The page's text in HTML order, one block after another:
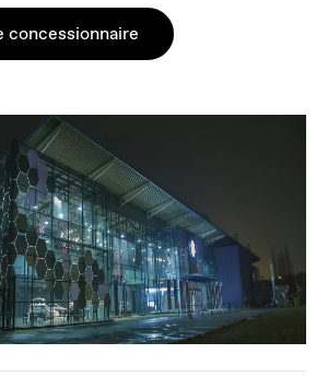
concessionnaire